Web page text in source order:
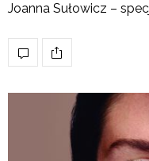
Joanna Sułowicz –